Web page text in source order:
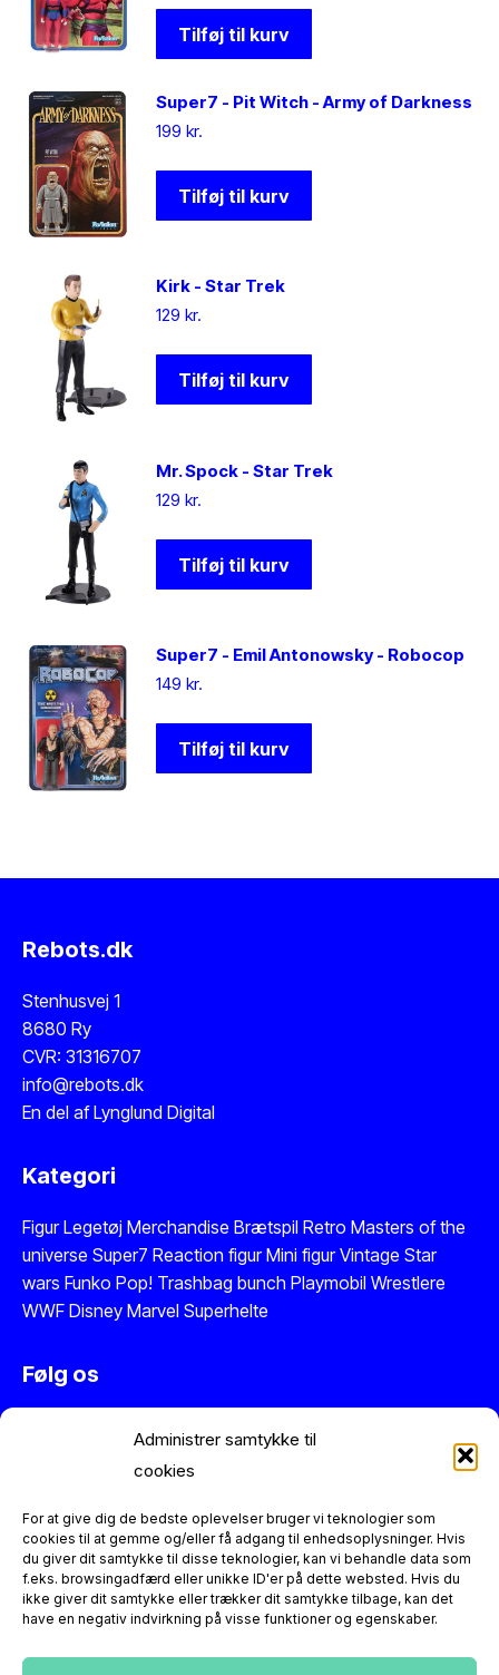
Administrer samtykke til
cookies
For at give dig de bedste oplevelser bruger vi teknologier som
cookies til at gemme og/eller få adgang til enhedsoplysninger. Hvis
du giver dit samtykke til disse teknologier, kan vi behandle data som
f.eks. browsingadfærd eller unikke ID'er på dette websted. Hvis du
ikke giver dit samtykke eller trækker dit samtykke tilbage, kan det
have en negativ indvirkning på visse funktioner og egenskaber.
Tilføj til kurv
Super7 - Pit Witch - Army of Darkness
199 kr.
Tilføj til kurv
Kirk - Star Trek
129 kr.
Tilføj til kurv
Mr. Spock - Star Trek
129 kr.
Tilføj til kurv
Super7 - Emil Antonowsky - Robocop
149 kr.
Tilføj til kurv
Rebots.dk
Stenhusvej 1
8680 Ry
CVR: 31316707
info@rebots.dk
En del afLynglund Digital
Kategori
Figur Legetøj Merchandise Brætspil Retro Masters of the
universe Super7 Reaction figur Mini figurVintage Star
wars Funko Pop! Trashbag bunch Playmobil Wrestlere
WWF Disney Marvel Superhelte
Følg os
Se vores anmeldelser på Trustpilot
Information
Figurerne er reproduktioner og dermed nye varer. Der er